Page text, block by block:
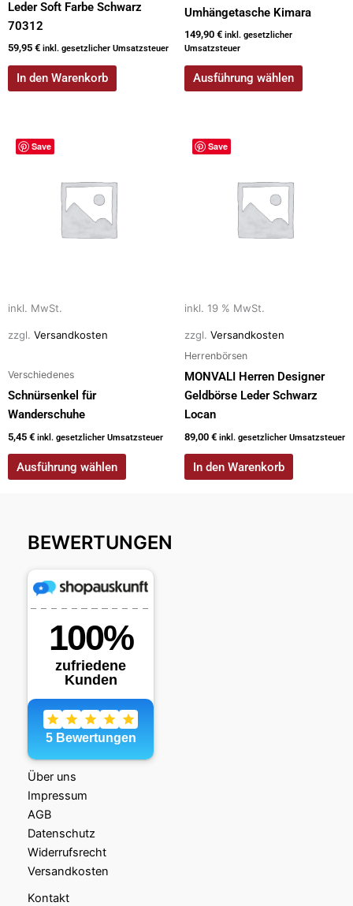
Leder Soft Farbe Schwarz
70312
59,95 € inkl. gesetzlicher Umsatzsteuer
In den Warenkorb
Umhängetasche Kimara
149,90 € inkl. gesetzlicher
Umsatzsteuer
Ausführung wählen
Save
inkl. MwSt.
zzgl. Versandkosten
Verschiedenes
Schnürsenkel für
Wanderschuhe
5,45 € inkl. gesetzlicher Umsatzsteuer
Ausführung wählen
Dieses
Produkt
auf
Produktseite
werden
Save
inkl. 19 % MwSt.
zzgl. Versandkosten
Herrenbörsen
MONVALI Herren Designer
Geldbörse Leder Schwarz
Locan
89,00 € inkl. gesetzlicher Umsatzsteuer
In den Warenkorb
BEWERTUNGEN
Über uns
Impressum
AGB
Datenschutz
Widerrufsrecht
Versandkosten
Kontakt